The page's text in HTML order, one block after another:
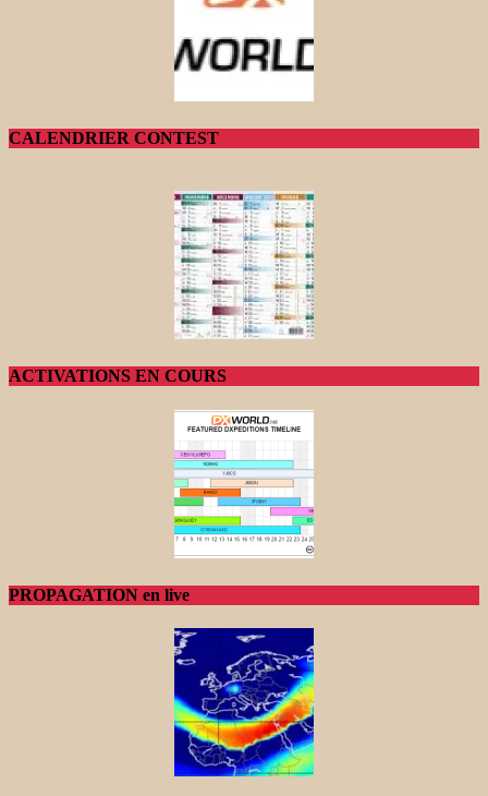
CALENDRIER CONTEST
ACTIVATIONS EN COURS
PROPAGATION en live